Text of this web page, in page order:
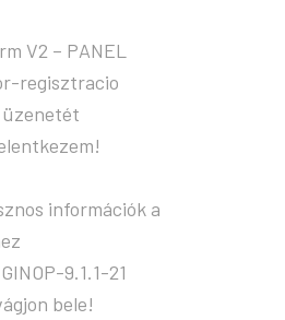
V2 – PANEL
regisztracio
információk a
9.1.1-21
bele!